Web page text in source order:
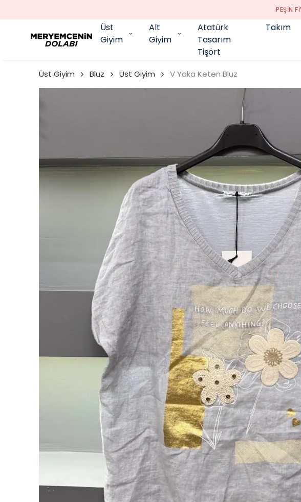
Üst
Giyim
Alt
Giyim
Atatürk
Tasarım
Tişört
Takım
Üst Giyim Bluz Üst Giyim V Yaka Keten Bluz